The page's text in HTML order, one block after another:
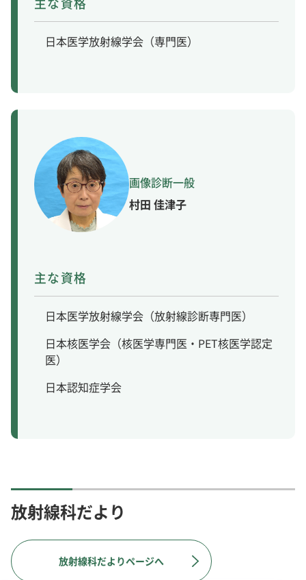
日本医学放射線学会（専門医）
村田 佳津子
主な資格
日本医学放射線学会（放射線診断専門医）
日本核医学会（核医学専門医・PET核医学認定
医）
日本認知症学会
放射線科だより
放射線科だよりページへ